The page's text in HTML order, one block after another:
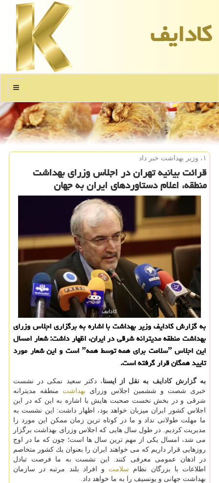
كادایف
منو
۱، وزیر بهداشت خبر داد
قرائت بیانیه تهران در اجلاس وزرای بهداشت
منطقه، اعلام دستاوردهای ایران به جهان
به گزارش كادایف وزیر بهداشت با اشاره به برگزاری اجلاس وزرای
بهداشت منطقه مدیترانه شرقی در ایران، اظهار داشت: شعار امسال
این اجلاس ˮسلامت برای همه توسط همهˮ است و این شعار مورد
تایید همگان قرار گرفته است.
به گزارش كادایف به نقل از ایسنا، دكتر سعید نمكی در نشست
خبری شصت و ششمین اجلاس وزرای بهداشت منطقه مدیترانه
شرقی و در بخش نخست صحبت هایش با اشاره به این كه در این
اجلاس كشور ایران میزبان خواهد بود، اظهار داشت: این نشست به
ما مهلت طولانی نداد و ما در كوتاه ترین زمان ممكن این مورد را
مدیریت كردیم. در طول سال هایی كه اجلاس وزرای بهداشت برگزار
می شد، امسال یكی از مهم ترین سال ها است؛ چون كه ما در اوج
روزهایی قرار داریم كه می خواهند ایران را بعنوان یك كشور متخاصم
در اذهان عمومی معرفی كنند. این نشست به ما فرصت تبادل
اطلاعات با بزرگان نظام سلامت و افراد بلند مرتبه در سازمان
بهداشت جهانی و یونسیف را به ما خواهد داد.